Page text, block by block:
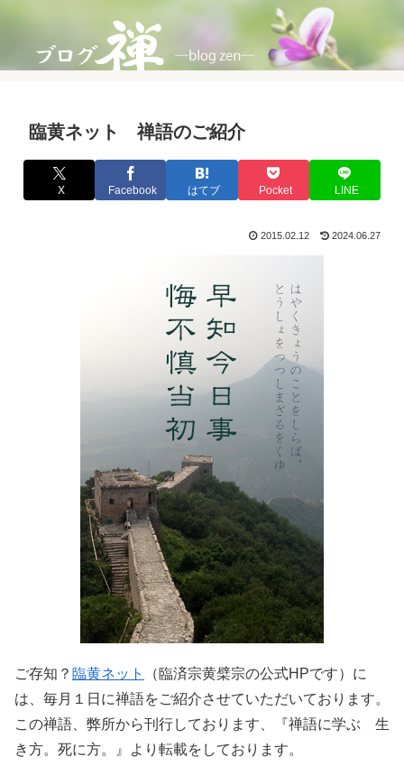
臨黄ネット 禅語のご紹介
X Facebook はてブ Pocket LINE
2015.02.12 2024.06.27
ご存知？ 臨黄ネット
（臨済宗黄檗宗の公式HPです）に
は、毎月１日に禅語をご紹介させていただいております。
この禅語、弊所から刊行しております、『禅語に学ぶ 生
き方。死に方。』より転載をしております。